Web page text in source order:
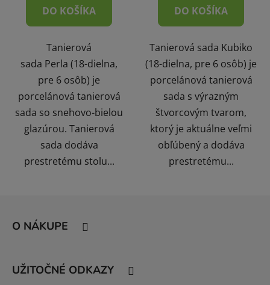
DO KOŠÍKA
Tanierová
sada Perla (18-dielna,
pre 6 osôb) je
porcelánová tanierová
sada so snehovo-bielou
glazúrou. Tanierová
sada dodáva
prestretému stolu...
DO KOŠÍKA
Tanierová sada Kubiko
(18-dielna, pre 6 osôb) je
porcelánová tanierová
sada s výrazným
štvorcovým tvarom,
ktorý je aktuálne veľmi
obľúbený a dodáva
prestretému...
O NÁKUPE
UŽITOČNÉ ODKAZY